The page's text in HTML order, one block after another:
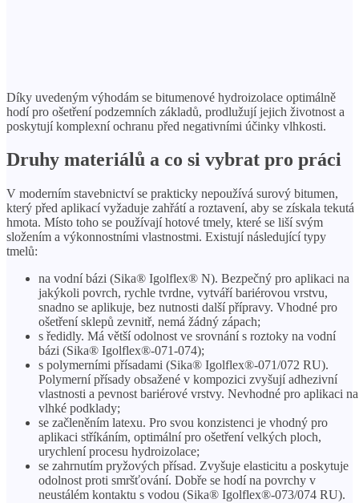
Díky uvedeným výhodám se bitumenové hydroizolace optimálně
hodí pro ošetření podzemních základů, prodlužují jejich životnost a
poskytují komplexní ochranu před negativními účinky vlhkosti.
Druhy materiálů a co si vybrat pro práci
V moderním stavebnictví se prakticky nepoužívá surový bitumen,
který před aplikací vyžaduje zahřátí a roztavení, aby se získala tekutá
hmota. Místo toho se používají hotové tmely, které se liší svým
složením a výkonnostními vlastnostmi. Existují následující typy
tmelů:
na vodní bázi (Sika® Igolflex® N). Bezpečný pro aplikaci na
jakýkoli povrch, rychle tvrdne, vytváří bariérovou vrstvu,
snadno se aplikuje, bez nutnosti další přípravy. Vhodné pro
ošetření sklepů zevnitř, nemá žádný zápach;
s ředidly. Má větší odolnost ve srovnání s roztoky na vodní
bázi (Sika® Igolflex®-071-074);
s polymerními přísadami (Sika® Igolflex®-071/072 RU).
Polymerní přísady obsažené v kompozici zvyšují adhezivní
vlastnosti a pevnost bariérové ​​vrstvy. Nevhodné pro aplikaci na
vlhké podklady;
se začleněním latexu. Pro svou konzistenci je vhodný pro
aplikaci stříkáním, optimální pro ošetření velkých ploch,
urychlení procesu hydroizolace;
se zahrnutím pryžových přísad. Zvyšuje elasticitu a poskytuje
odolnost proti smršťování. Dobře se hodí na povrchy v
neustálém kontaktu s vodou (Sika® Igolflex®-073/074 RU).